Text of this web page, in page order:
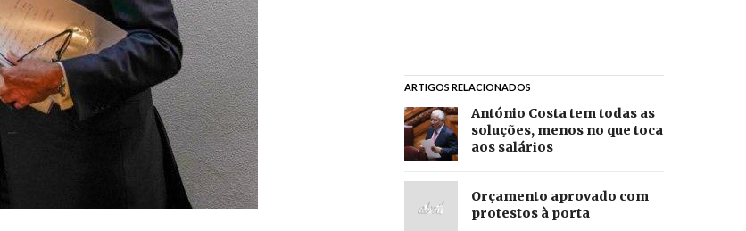
ARTIGOS RELACIONADOS
António Costa tem todas as
soluções, menos no que toca
aos salários
Orçamento aprovado com
protestos à porta